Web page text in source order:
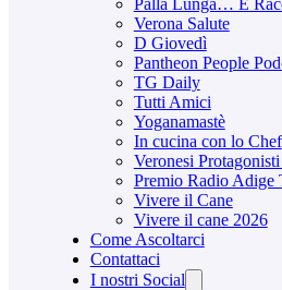
Verona Salute
D Giovedì
Pantheon People
TG Daily
Tutti Amici
Yoganamastè
In cucina con lo Chef
Veronesi
Premio Radio
Vivere il Cane
Vivere il cane 2026
Come Ascoltarci
Contattaci
I nostri Social